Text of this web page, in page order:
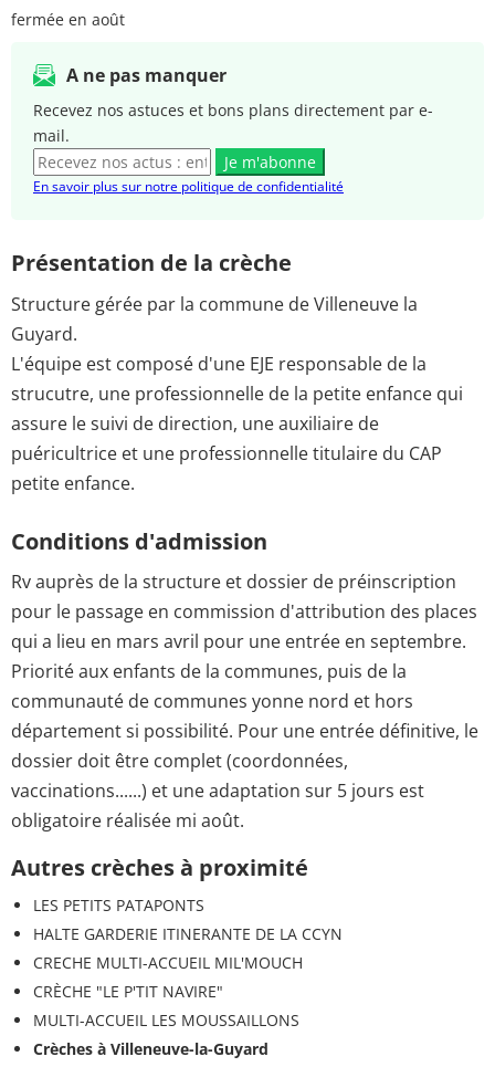
fermée en août
A ne pas manquer
Recevez nos astuces et bons plans directement par e-
mail.
Je m'abonne
En savoir plus sur notre politique de confidentialité
Présentation de la crèche
Structure gérée par la commune de Villeneuve la
Guyard.
L'équipe est composé d'une EJE responsable de la
strucutre, une professionnelle de la petite enfance qui
assure le suivi de direction, une auxiliaire de
puéricultrice et une professionnelle titulaire du CAP
petite enfance.
Conditions d'admission
Rv auprès de la structure et dossier de préinscription
pour le passage en commission d'attribution des places
qui a lieu en mars avril pour une entrée en septembre.
Priorité aux enfants de la communes, puis de la
communauté de communes yonne nord et hors
département si possibilité. Pour une entrée définitive, le
dossier doit être complet (coordonnées,
vaccinations......) et une adaptation sur 5 jours est
obligatoire réalisée mi août.
Autres crèches à proximité
LES PETITS PATAPONTS
HALTE GARDERIE ITINERANTE DE LA CCYN
CRECHE MULTI-ACCUEIL MIL'MOUCH
CRÈCHE "LE P'TIT NAVIRE"
MULTI-ACCUEIL LES MOUSSAILLONS
Crèches à Villeneuve-la-Guyard